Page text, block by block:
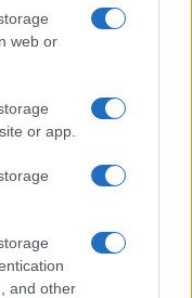
web or
or app.
and other
spaccio e degrado: